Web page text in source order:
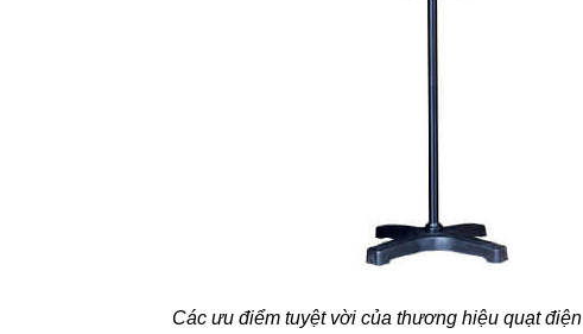
Các ưu điểm tuyệt vời của thương hiệu quạt điện